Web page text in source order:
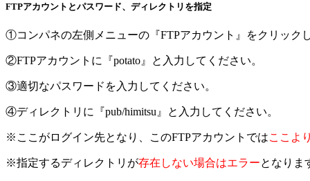
FTPアカウントとパスワード、ディレクトリを指定
①コンパネの左側メニューの『FTPアカウント』をクリック
②FTPアカウントに『potato』と入力してください。
③適切なパスワードを入力してください。
④ディレクトリに『pub/himitsu』と入力してください。
※ここがログイン先となり、このFTPアカウントではここよ
※指定するディレクトリが存在しない場合はエラーとなりま